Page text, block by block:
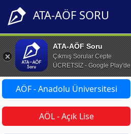
ATA-AÖF SORU
ATA-AÖF Soru
Çıkmış Sorular Cepte
ÜCRETSİZ - Google Play'de
AÖF - Anadolu Üniversitesi
AÖL - Açık Lise